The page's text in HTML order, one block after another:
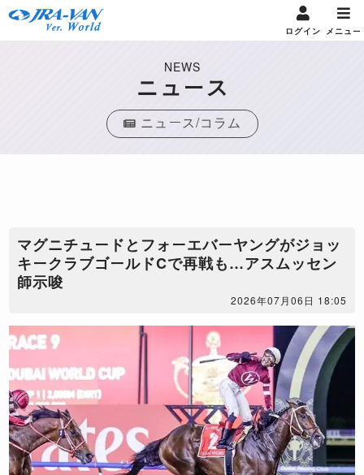
ログイン メニュー
NEWS
ニュース
ニュース/コラム
マグニチュードとフォーエバーヤングがジョッ
キークラブゴールドCで再戦も…アスムッセン
師示唆
2026年07月06日 18:05